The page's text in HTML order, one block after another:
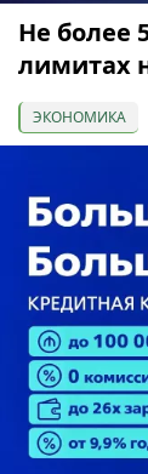
Не более
лимитах
ЭКОНОМИКА